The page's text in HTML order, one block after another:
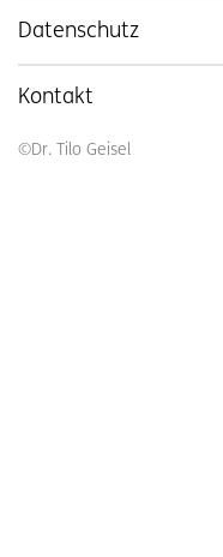
Datenschutz
Kontakt
©Dr. Tilo Geisel